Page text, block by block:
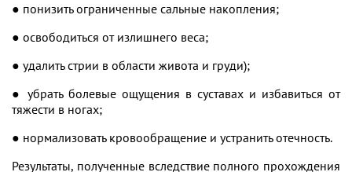
● понизить ограниченные сальные накопления;
● освободиться от излишнего веса;
● удалить стрии в области живота и груди);
● убрать болевые ощущения в суставах и избавиться от
тяжести в ногах;
● нормализовать кровообращение и устранить отечность.
Результаты, полученные вследствие полного прохождения